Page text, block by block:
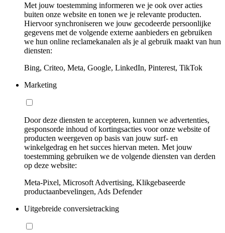
Met jouw toestemming informeren we je ook over acties
buiten onze website en tonen we je relevante producten.
Hiervoor synchroniseren we jouw gecodeerde persoonlijke
gegevens met de volgende externe aanbieders en gebruiken
we hun online reclamekanalen als je al gebruik maakt van hun
diensten:
Bing, Criteo, Meta, Google, LinkedIn, Pinterest, TikTok
Marketing
Door deze diensten te accepteren, kunnen we advertenties,
gesponsorde inhoud of kortingsacties voor onze website of
producten weergeven op basis van jouw surf- en
winkelgedrag en het succes hiervan meten. Met jouw
toestemming gebruiken we de volgende diensten van derden
op deze website:
Meta-Pixel, Microsoft Advertising, Klikgebaseerde
productaanbevelingen, Ads Defender
Uitgebreide conversietracking